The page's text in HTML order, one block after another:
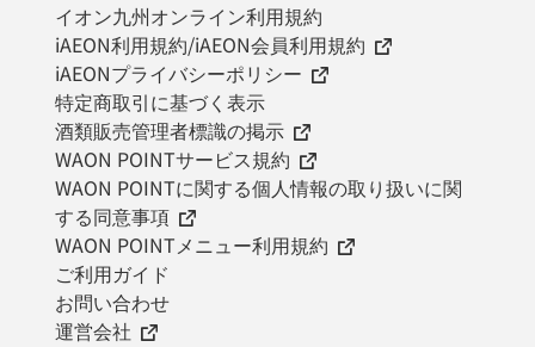
イオン九州オンライン利用規約
iAEON利用規約/iAEON会員利用規約
iAEONプライバシーポリシー
特定商取引に基づく表示
酒類販売管理者標識の掲示
WAON POINTサービス規約
WAON POINTに関する個人情報の取り扱いに関
する同意事項
WAON POINTメニュー利用規約
ご利用ガイド
お問い合わせ
運営会社